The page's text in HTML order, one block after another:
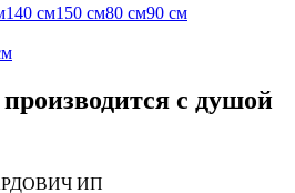
140 см150 см80 cм90 см
с душой
ИП